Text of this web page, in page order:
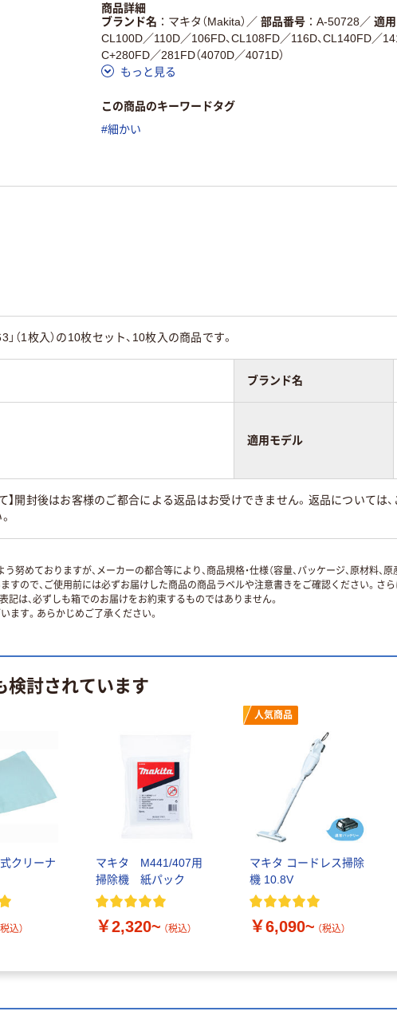
商品詳細
ブランド名
マキタ（Makita） ／ 部品番号 A-50728 ／ 適
CL100D／110D／106FD、CL108FD／116D、CL140FD／
C+280FD／281FD（4070D／4071D）
もっと見る
この商品のキーワードタグ
#細かい
」（1枚入）の10枚セット、10枚入の商品です。
ブランド名
適用モデル
】開封後はお客様のご都合による返品はお受けできません。返品については
めておりますが、メーカーの都合等により、商品規格・仕様（容量、パッケージ、原材料、
ので、ご使用前には必ずお届けした商品の商品ラベルや注意書きをご確認ください。さ
記は、必ずしも箱でのお届けをお約束するものではありません。
ます。あらかじめご了承ください。
検討されています
クリーナ
税込）
マキタ M441/407用
掃除機 紙パック
￥2,320~ （税込）
人気商品
マキタ コードレス掃除
機 10.8V
￥6,090~ （税込）